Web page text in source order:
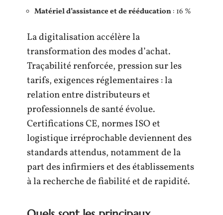
Matériel d’assistance et de rééducation: 16 %
La digitalisation accélère la
transformation des modes d’achat.
Traçabilité renforcée, pression sur les
tarifs, exigences réglementaires : la
relation entre distributeurs et
professionnels de santé évolue.
Certifications CE, normes ISO et
logistique irréprochable deviennent des
standards attendus, notamment de la
part des infirmiers et des établissements
à la recherche de fiabilité et de rapidité.